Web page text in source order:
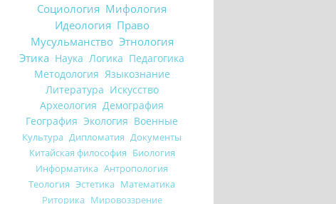
Социология Мифология
Идеология Право
Мусульманство Этнология
Этика Наука Логика Педагогика
Методология Языкознание
Литература Искусство
Археология Демография
География Экология Военные
Культура Дипломатия Документы
Китайская философия Биология
Информатика Антропология
Теология Эстетика Математика
Риторика Мировоззрение